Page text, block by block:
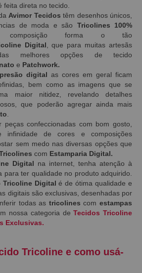
feita direta no tecido.
Avimor Tecidos têm desenhos únicos,
de moda e são Tricolines 100%
forma o tão
Digital , que para muitas artesãs
melhores opções de tecido
e Patchwork.
digital as cores em geral ficam
bem como as imagens que se
maior nitidez, revelando detalhes
que poderão agregar ainda mais
confeccionadas com bom gosto,
infinidade de cores e composições
sem medo nas diversas opções que
com Estamparia Digital.
Digital na internet, tenha atenção à
para ter qualidade no produto adquirido.
Tricoline Digital é de ótima qualidade e
digitais são exclusivas, desenhadas por
todas as tricolinescomestampas
nossa categoria deTecidos Tricoline
Exclusivas.
Tricoline e como usá-